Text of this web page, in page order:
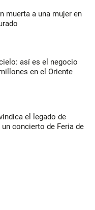
muerta a una mujer en
así es el negocio
en el Oriente
el legado de
concierto de Feria de